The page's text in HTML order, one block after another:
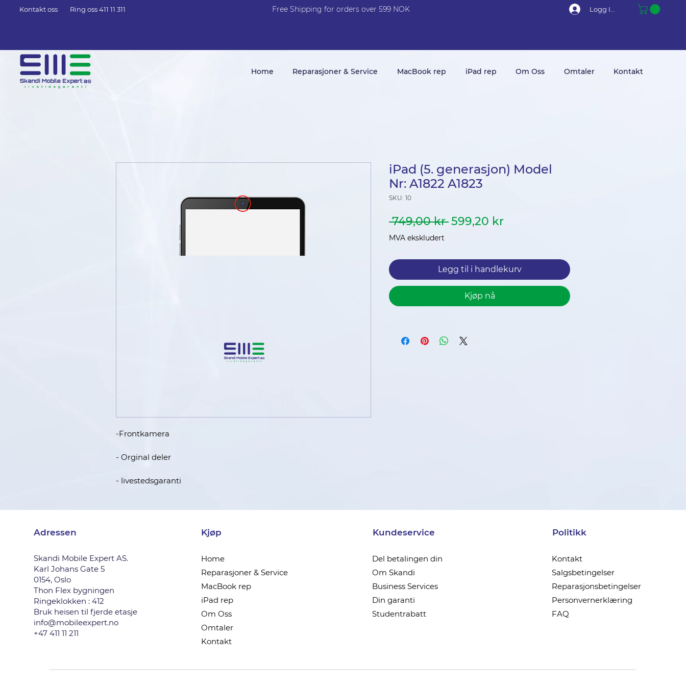
Kontakt oss Ring oss 411 11 311 Free Shipping for orders over 599 NOK Logg Inn
Home Reparasjoner & Service MacBook rep iPad rep Om Oss Omtaler Kontakt
-Frontkamera
- Orginal deler
- livestedsgaranti
iPad (5. generasjon) Model
Nr: A1822 A1823
SKU: 10
749,00 kr Vanlig
599,20 krSalgspris
MVA ekskludert
Legg til i handlekurv
Kjøp nå
Adressen
Skandi Mobile Expert AS.
Karl Johans Gate 5
0154, Oslo
Thon Flex bygningen
Ringeklokken : 412
Bruk heisen til fjerde etasje
info@mobileexpert.no
+47 411 11 211
Kjøp
Home
Reparasjoner & Service
MacBook rep
iPad rep
Om Oss
Omtaler
Kontakt
Kundeservice
Del betalingen din
Om Skandi
Business Services
Din garanti
Studentrabatt
Politikk
Kontakt
Salgsbetingelser
Reparasjonsbetingelser
Personvernerklæring
FAQ